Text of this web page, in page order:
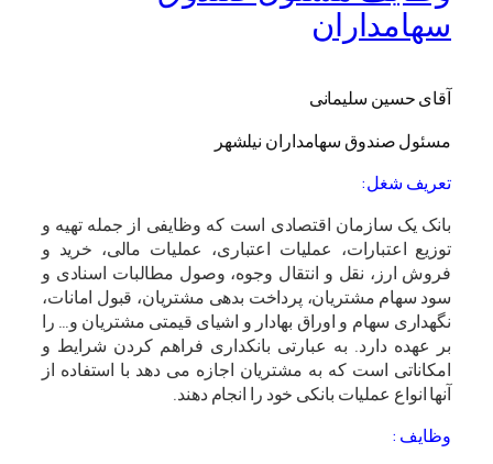
سهامداران
آقای حسین سلیمانی
مسئول صندوق سهامداران نیلشهر
تعریف شغل:
بانک یک سازمان اقتصادی است که وظایفی از جمله تهیه و
توزیع اعتبارات، عملیات اعتباری، عملیات مالی، خرید و
فروش ارز، نقل و انتقال وجوه، وصول مطالبات اسنادی و
سود سهام مشتریان، پرداخت بدهی مشتریان، قبول امانات،
نگهداری سهام و اوراق بهادار و اشیای قیمتی مشتریان و… را
بر عهده دارد. به عبارتی بانکداری فراهم کردن شرایط و
امکاناتی است که به مشتریان اجازه می دهد با استفاده از
آنها انواع عملیات بانکی خود را انجام دهند.
وظایف :